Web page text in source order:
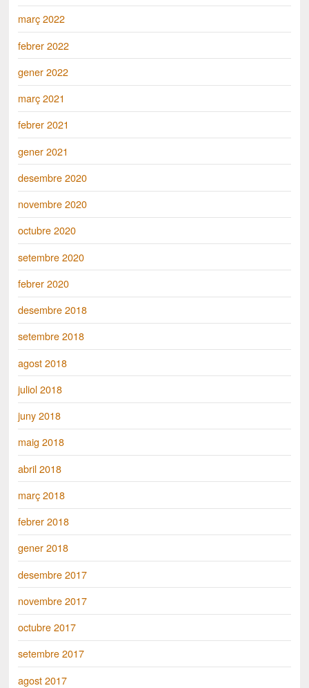
març 2022
febrer 2022
gener 2022
març 2021
febrer 2021
gener 2021
desembre 2020
novembre 2020
octubre 2020
setembre 2020
febrer 2020
desembre 2018
setembre 2018
agost 2018
juliol 2018
juny 2018
maig 2018
abril 2018
març 2018
febrer 2018
gener 2018
desembre 2017
novembre 2017
octubre 2017
setembre 2017
agost 2017